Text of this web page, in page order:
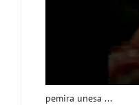
pemira unesa ...